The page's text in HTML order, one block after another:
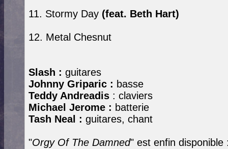
11. Stormy Day (feat. Beth Hart)
12. Metal Chesnut
Slash : guitares
Johnny Griparic : basse
Teddy Andreadis : claviers
Michael Jerome : batterie
Tash Neal : guitares, chant
"Orgy Of The Damned" est enfin disponible